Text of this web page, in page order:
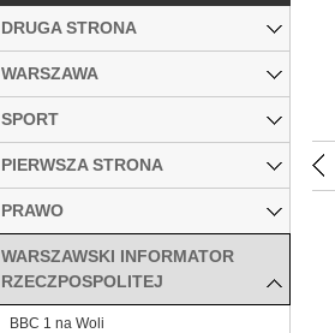
DRUGA STRONA
WARSZAWA
SPORT
PIERWSZA STRONA
PRAWO
WARSZAWSKI INFORMATOR
RZECZPOSPOLITEJ
BBC 1 na Woli